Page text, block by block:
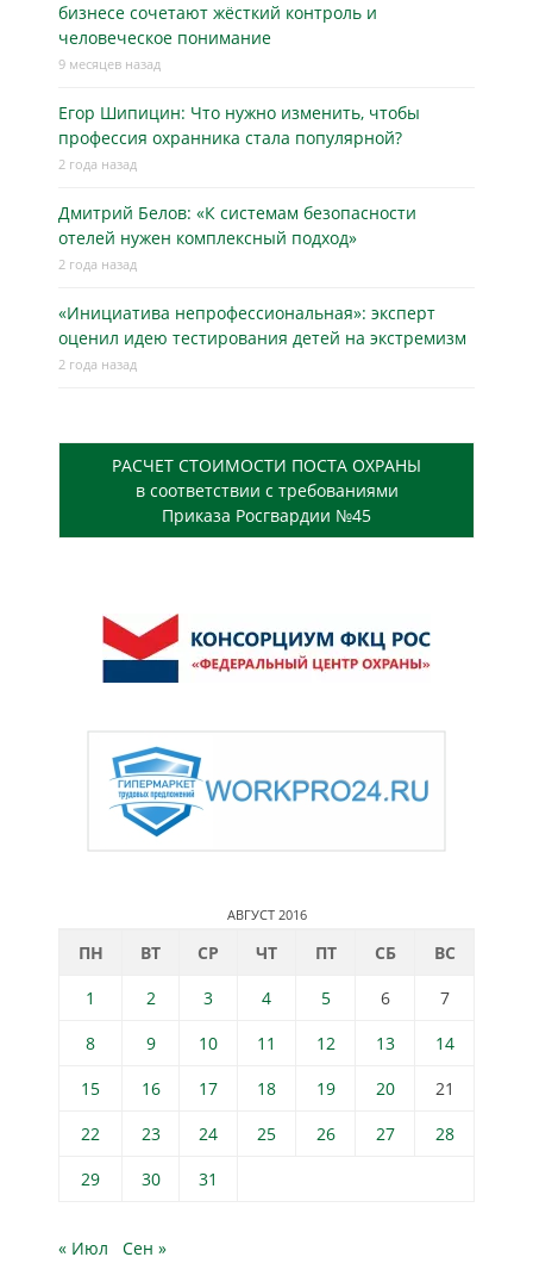
бизнесe сочетают жёсткий контроль и
человеческое понимание
9 месяцев назад
Егор Шипицин: Что нужно изменить, чтобы
профессия охранника стала популярной?
2 года назад
Дмитрий Белов: «К системам безопасности
отелей нужен комплексный подход»
2 года назад
«Инициатива непрофессиональная»: эксперт
оценил идею тестирования детей на экстремизм
2 года назад
РАСЧЕТ СТОИМОСТИ ПОСТА ОХРАНЫ
в соответствии с требованиями
Приказа Росгвардии №45
АВГУСТ 2016
ПН ВТ СР ЧТ ПТ СБ
ВС
1
2 3 4 5 6
7
8
9 10 11 12 13
14
15
16 17 18 19 20
21
22
23 24 25 26 27
28
29
30 31
« Июл Сен »